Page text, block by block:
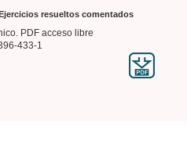
resueltos comentados
PDF acceso libre
433-1